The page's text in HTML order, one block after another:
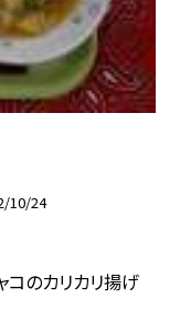
10/24
コのカリカリ揚げ